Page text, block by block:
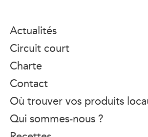
Actualités
Circuit court
Charte
Contact
Où trouver vos produits
Qui sommes-nous ?